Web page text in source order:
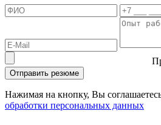
Отправить резюме
Нажимая на кнопку, Вы
обработки персональных данных